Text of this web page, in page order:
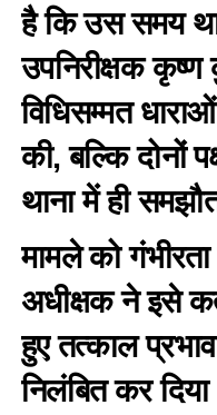
है कि उस समय
उपनिरीक्षक
विधिसम्मत
की, बल्कि दोनों
थाना में ही
मामले को
अधीक्षक ने इसे
हुए तत्काल
निलंबित कर